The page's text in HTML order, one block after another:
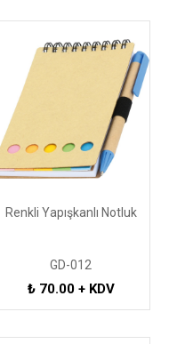
Renkli Yapışkanlı Notluk
GD-012
₺ 70.00 + KDV